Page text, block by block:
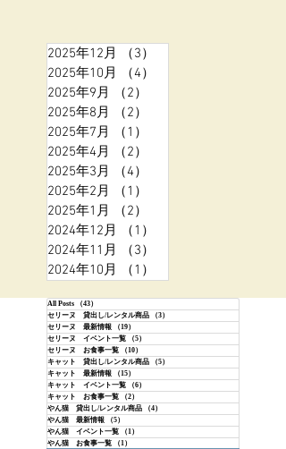
2025年12月 （3）
2025年10月
（4）
2025年9月
（2）
2025年8月
（2）
2025年7月
（1）
2025年4月
（2）
2025年3月
（4）
2025年2月
（1）
2025年1月
（2）
2024年12月
（1）
2024年11月
（3）
2024年10月
（1）
All Posts （43）
セリーヌ 貸出し/レンタル商品
（3）
セリーヌ 最新情報
（19）
セリーヌ イベント一覧
（5）
セリーヌ お食事一覧
（10）
キャット 貸出し/レンタル商品
（5）
キャット 最新情報
（15）
キャット イベント一覧
（6）
キャット お食事一覧
（2）
やん猫 貸出し/レンタル商品
（4）
やん猫 最新情報
（5）
やん猫 イベント一覧
（1）
やん猫 お食事一覧
（1）